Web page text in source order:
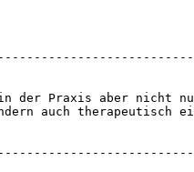
der Praxis aber nicht
auch therapeutisch